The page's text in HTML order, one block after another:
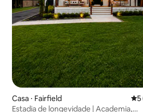
Casa ⋅ Fairfield 55
Estadia de longevidade | Academia,